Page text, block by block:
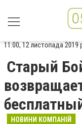
11:00, 12 листопада 2019
Старый
НОВИНИ КОМПАНІЙ